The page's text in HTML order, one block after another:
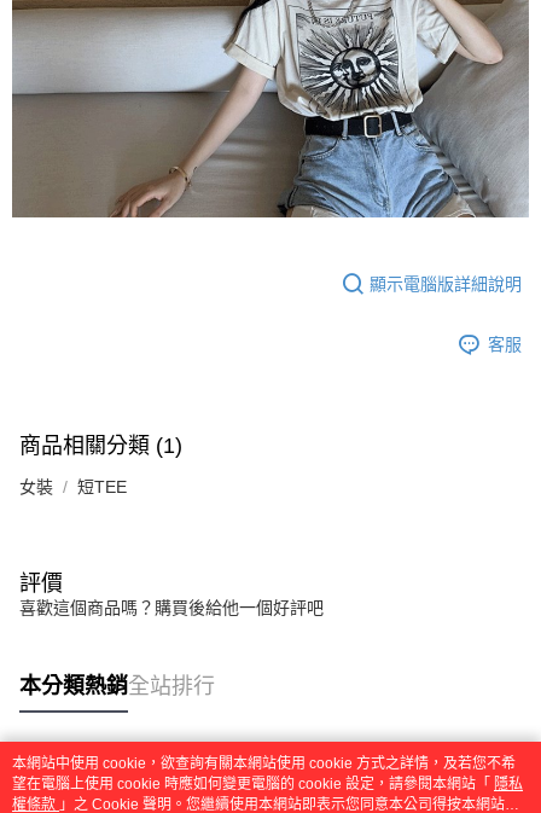
顯示電腦版詳細說明
客服
商品相關分類 (1)
女裝 短TEE
評價
喜歡這個商品嗎？購買後給他一個好評吧
本分類熱銷全站排行
熱門標籤
本網站中使用 cookie，欲查詢有關本網站使用 cookie 方式之詳情，及若您不希
望在電腦上使用 cookie 時應如何變更電腦的 cookie 設定，請參閱本網站「 隱私
權條款 」之 Cookie 聲明。您繼續使用本網站即表示您同意本公司得按本網站使